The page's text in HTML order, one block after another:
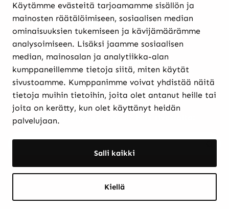
Käytämme evästeitä tarjoamamme sisällön ja
mainosten räätälöimiseen, sosiaalisen median
ominaisuuksien tukemiseen ja kävijämäärämme
analysoimiseen. Lisäksi jaamme sosiaalisen
median, mainosalan ja analytiikka-alan
kumppaneillemme tietoja siitä, miten käytät
sivustoamme. Kumppanimme voivat yhdistää näitä
tietoja muihin tietoihin, joita olet antanut heille tai
joita on kerätty, kun olet käyttänyt heidän
palvelujaan.
Salli kaikki
Kiellä
Verkkokaupasta ostaminen
Maksutavat ja
toimitusehdot
Palautukset
Rekisteriseloste
Evästekäytännöt
Etkö löytänyt etsimääsi? Hae sivustolta:
Haku: Haku